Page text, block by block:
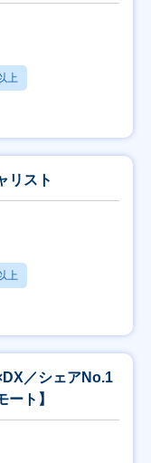
上
リスト
上
／シェアNo.1
ト】